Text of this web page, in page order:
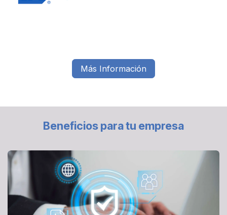
Más Información
Beneficios para tu empresa